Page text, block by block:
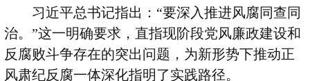
习近平总书记指出： “要深入推进风腐同查同
治。 ”这一明确要求，直指现阶段党风廉政建设和
反腐败斗争存在的突出问题，为新形势下推动正
风肃纪反腐一体深化指明了实践路径。